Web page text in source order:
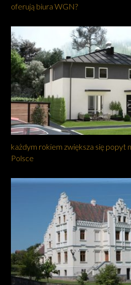
oferują biura WGN?
każdym rokiem zwiększa się popyt
Polsce